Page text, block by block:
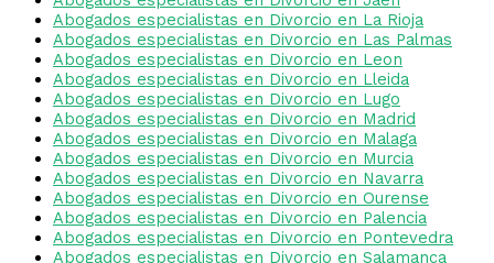
Abogados especialistas en Divorcio en La Rioja
Abogados especialistas en Divorcio en Las Palmas
Abogados especialistas en Divorcio en Leon
Abogados especialistas en Divorcio en Lleida
Abogados especialistas en Divorcio en Lugo
Abogados especialistas en Divorcio en Madrid
Abogados especialistas en Divorcio en Malaga
Abogados especialistas en Divorcio en Murcia
Abogados especialistas en Divorcio en Navarra
Abogados especialistas en Divorcio en Ourense
Abogados especialistas en Divorcio en Palencia
Abogados especialistas en Divorcio en Pontevedra
Abogados especialistas en Divorcio en Salamanca